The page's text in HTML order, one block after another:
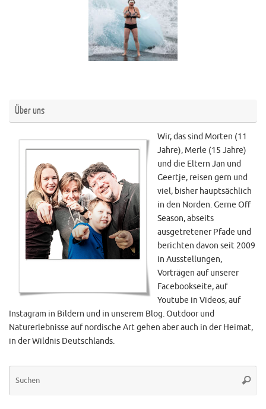
Über uns
Wir, das sind Morten (11
Jahre), Merle (15 Jahre)
und die Eltern Jan und
Geertje, reisen gern und
viel, bisher hauptsächlich
in den Norden. Gerne Off
Season, abseits
ausgetretener Pfade und
berichten davon seit 2009
in Ausstellungen,
Vorträgen auf unserer
Facebookseite, auf
Youtube in Videos, auf
Instagram in Bildern und in unserem Blog. Outdoor und
Naturerlebnisse auf nordische Art gehen aber auch in der Heimat,
in der Wildnis Deutschlands.